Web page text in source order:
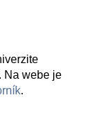
Na webe je
.